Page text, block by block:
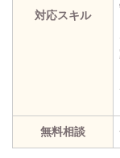
対応スキル
無料相談